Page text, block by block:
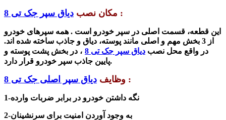
مکان نصب دیاق سپر جک تی 8 :
این قطعه، قسمت اصلی در سپر خودرو است . همه سپرهای خودرو
از 3 بخش مهم و اصلی مانند پوسته، دیاق و جاذب ساخته شده اند.
در واقع محل نصب دیاق سپر جک تی 8
، در بخش پشت پوسته و
پایین جاذب سپر خودرو قرار دارد.
وظایف دیاق سپر اصلی جک تی 8 :
1-نگه داشتن خودرو در برابر ضربات وارده
2-به وجود آوردن امنیت برای سرنشینان